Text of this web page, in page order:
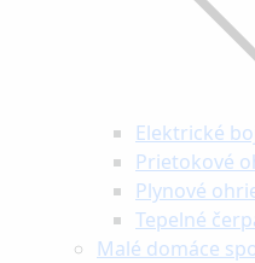
Elektrické
Prietokové
Plynové
Tepelné
Malé domáce